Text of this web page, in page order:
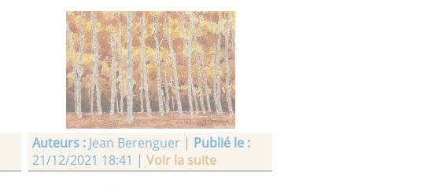
Auteurs : Jean Berenguer | Publié le :
21/12/2021 18:41 |Voir la suite